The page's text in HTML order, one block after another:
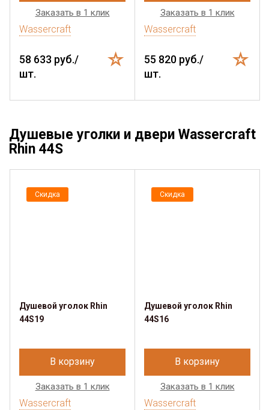
Заказать в 1 клик
Wassercraft
58 633 руб./
шт.
Заказать в 1 клик
Wassercraft
55 820 руб./
шт.
Душевые уголки и двери Wassercraft
Rhin 44S
Скидка
Душевой уголок Rhin
44S19
В корзину
Заказать в 1 клик
Wassercraft
Скидка
Душевой уголок Rhin
44S16
В корзину
Заказать в 1 клик
Wassercraft